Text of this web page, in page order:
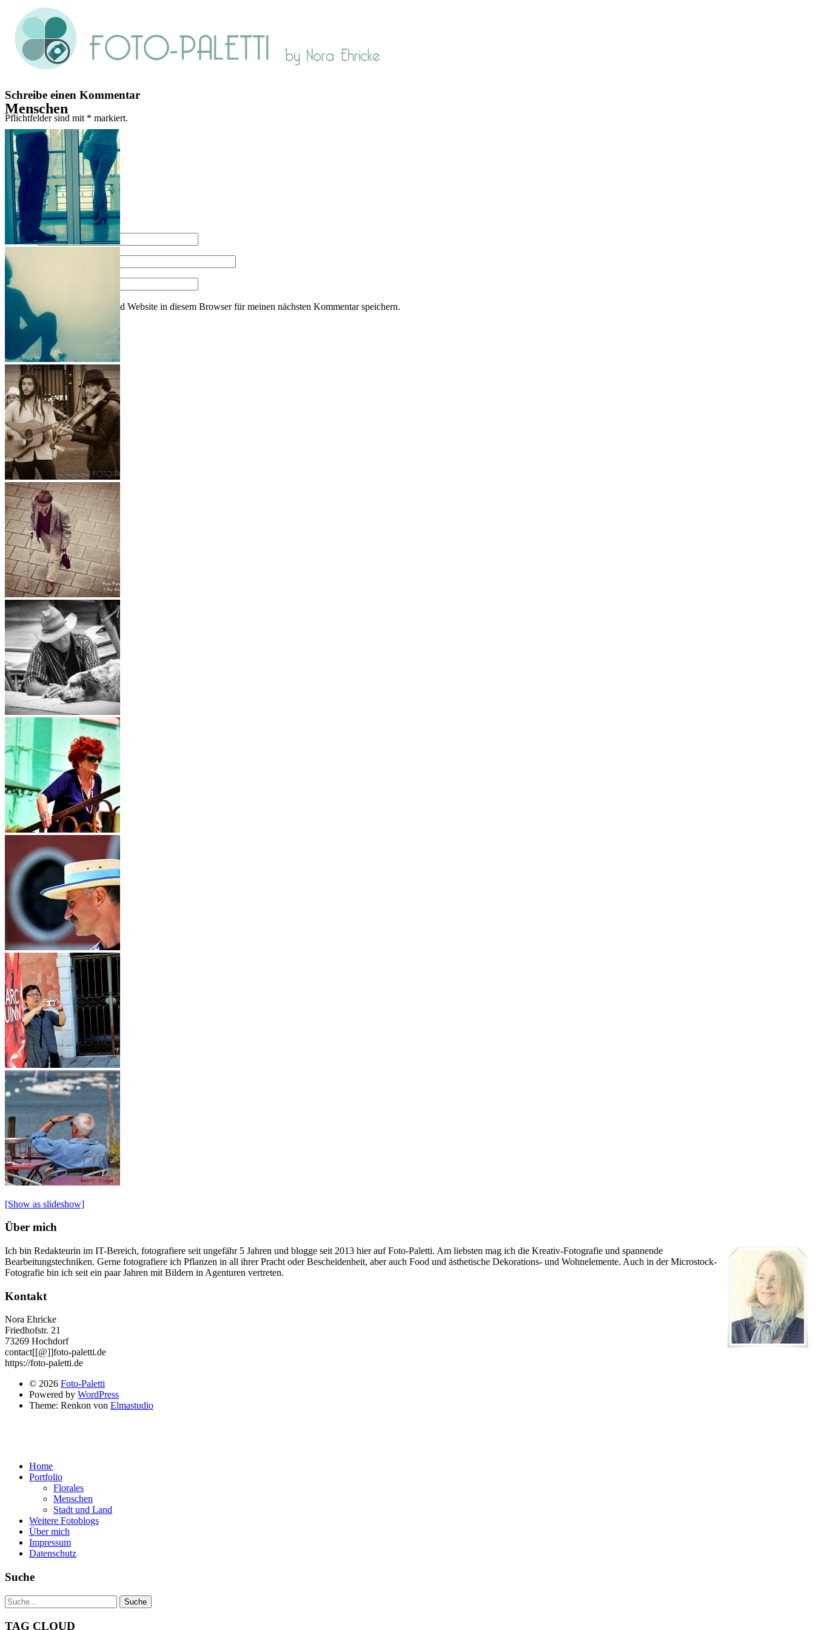
Menschen
[Show as slideshow]
Schreibe einen Kommentar
Pflichtfelder sind mit * markiert.
Nachricht *
Name *
E-Mail-Adresse
Website
Name, E-Mail-Adresse und Website in diesem Browser für meinen nächsten Kommentar speichern.
Über mich
Ich bin Redakteurin im IT-Bereich, fotografiere seit ungefähr 5 Jahren und blogge seit 2013 hier auf Foto-Paletti. Am liebsten mag ich die Kreativ-Fotografie und spannende
Bearbeitungstechniken. Gerne fotografiere ich Pflanzen in all ihrer Pracht oder Bescheidenheit, aber auch Food und ästhetische Dekorations- und Wohnelemente. Auch in der Microstock-
Fotografie bin ich seit ein paar Jahren mit Bildern in Agenturen vertreten.
Kontakt
Nora Ehricke
Friedhofstr. 21
73269 Hochdorf
contact[[@]]foto-paletti.de
https://foto-paletti.de
© 2026 Foto-Paletti
Powered by WordPress
Theme: Renkon von Elmastudio
Home
Portfolio
Florales
Menschen
Stadt und Land
Weitere Fotoblogs
Über mich
Impressum
Datenschutz
Suche
TAG CLOUD